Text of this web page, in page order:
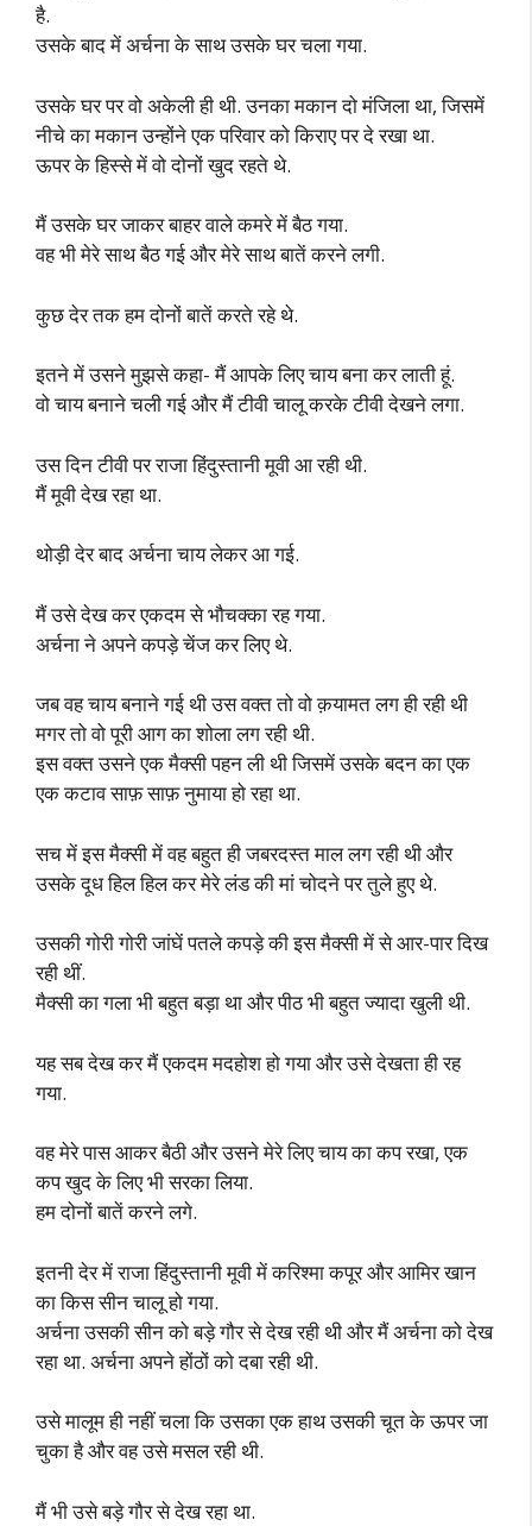
है.
उसके बाद में अर्चना के साथ उसके घर चला गया.
उसके घर पर वो अकेली ही थी. उनका मकान दो मंजिला था, जिसमें
नीचे का मकान उन्होंने एक परिवार को किराए पर दे रखा था.
ऊपर के हिस्से में वो दोनों खुद रहते थे.
मैं उसके घर जाकर बाहर वाले कमरे में बैठ गया.
वह भी मेरे साथ बैठ गई और मेरे साथ बातें करने लगी.
कुछ देर तक हम दोनों बातें करते रहे थे.
इतने में उसने मुझसे कहा- मैं आपके लिए चाय बना कर लाती हूं.
वो चाय बनाने चली गई और मैं टीवी चालू करके टीवी देखने लगा.
उस दिन टीवी पर राजा हिंदुस्तानी मूवी आ रही थी.
मैं मूवी देख रहा था.
थोड़ी देर बाद अर्चना चाय लेकर आ गई.
मैं उसे देख कर एकदम से भौचक्का रह गया.
अर्चना ने अपने कपड़े चेंज कर लिए थे.
जब वह चाय बनाने गई थी उस वक्त तो वो क़यामत लग ही रही थी
मगर तो वो पूरी आग का शोला लग रही थी.
इस वक्त उसने एक मैक्सी पहन ली थी जिसमें उसके बदन का एक
एक कटाव साफ़ साफ़ नुमाया हो रहा था.
सच में इस मैक्सी में वह बहुत ही जबरदस्त माल लग रही थी और
उसके दूध हिल हिल कर मेरे लंड की मां चोदने पर तुले हुए थे.
उसकी गोरी गोरी जांघें पतले कपड़े की इस मैक्सी में से आर-पार दिख
रही थीं.
मैक्सी का गला भी बहुत बड़ा था और पीठ भी बहुत ज्यादा खुली थी.
यह सब देख कर मैं एकदम मदहोश हो गया और उसे देखता ही रह
गया.
वह मेरे पास आकर बैठी और उसने मेरे लिए चाय का कप रखा, एक
कप खुद के लिए भी सरका लिया.
हम दोनों बातें करने लगे.
इतनी देर में राजा हिंदुस्तानी मूवी में करिश्मा कपूर और आमिर खान
का किस सीन चालू हो गया.
अर्चना उसकी सीन को बड़े गौर से देख रही थी और मैं अर्चना को देख
रहा था. अर्चना अपने होंठों को दबा रही थी.
उसे मालूम ही नहीं चला कि उसका एक हाथ उसकी चूत के ऊपर जा
चुका है और वह उसे मसल रही थी.
मैं भी उसे बड़े गौर से देख रहा था.